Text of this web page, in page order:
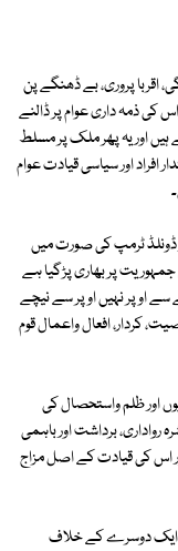
اقربا پروری، بے ڈھنگے پن
کی ذمہ داری عوام پر ڈالنے
اور یہ پھر ملک پر مسلط
اور سیاسی قیادت عوام
ٹرمپ کی صورت میں
پر بھاری پڑگیا ہے
سے اوپر نہیں اوپر سے نیچے
کردار، افعال واعمال قوم
اور ظلم واستحصال کی
رواداری، برداشت اور باہمی
اس کی قیادت کے اصل مزاج
ایک دوسرے کے خلاف